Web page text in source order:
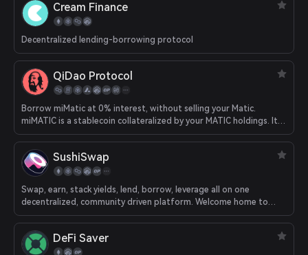
o
Cream Finance
Decentralized lending-borrowing protocol
QiDao Protocol
Borrow miMatic at 0% interest, without selling your Matic.
miMATIC is a stablecoin collateralized by your MATIC holdings. It's
powered by the Qi Dao protocol.
SushiSwap
Swap, earn, stack yields, lend, borrow, leverage all on one
decentralized, community driven platform. Welcome home to
DeFi.
DeFi Saver